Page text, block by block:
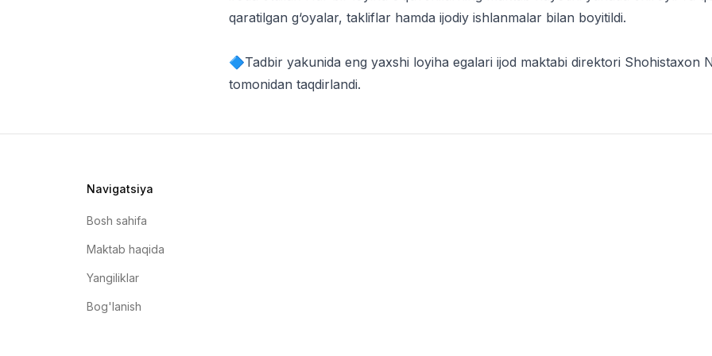
qaratilgan g‘oyalar, takliflar hamda ijodiy ishlanmalar bilan boyitildi.
🔷Tadbir yakunida eng yaxshi loyiha egalari ijod maktabi direktori Shohistaxon
tomonidan taqdirlandi.
Navigatsiya
Bosh sahifa
Maktab haqida
Yangiliklar
Bog'lanish